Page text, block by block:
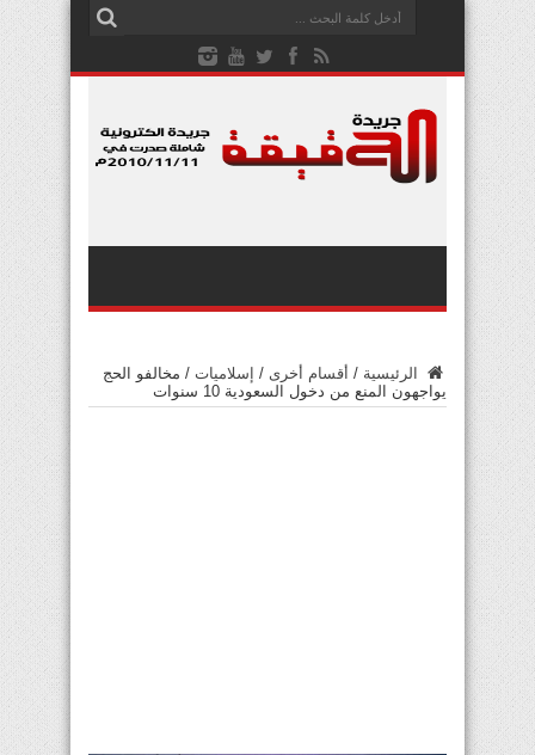
الرئيسية / أقسام أخرى / إسلاميات / مخالفو الحج
يواجهون المنع من دخول السعودية 10 سنوات